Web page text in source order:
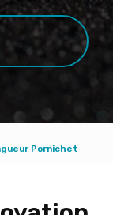
Pornichet